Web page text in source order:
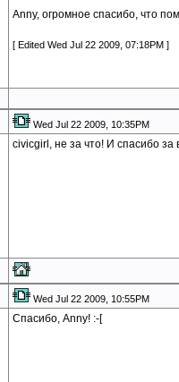
Anny, огромное спасибо, что
[ Edited Wed Jul 22 2009, 07:18PM ]
Wed Jul 22 2009, 10:35PM
civicgirl, не за что! И спасибо
Wed Jul 22 2009, 10:55PM
Спасибо, Anny! :-[